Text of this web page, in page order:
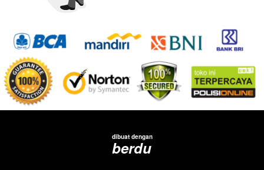
dibuat dengan
berdu